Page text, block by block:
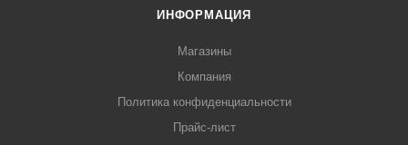
ИНФОРМАЦИЯ
Магазины
Компания
Политика конфиденциальности
Прайс-лист